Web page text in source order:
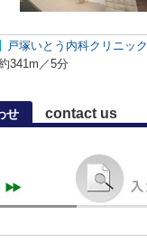
戸塚いとう内科クリニック
341m／5分
せ contact us